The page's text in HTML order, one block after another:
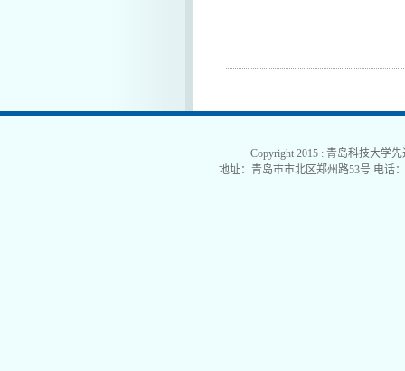
Copyright 2015 : 青岛科技大学
地址：青岛市市北区郑州路53号 电话：